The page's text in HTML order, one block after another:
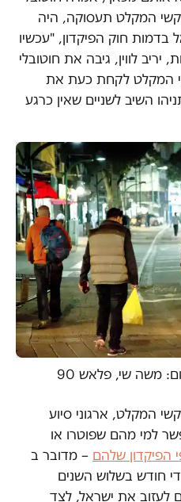
המקלט תעסוקה, היה
חוק הפיקדון, "עכשיו
יריב לווין, גיבה את חוטובלי
המקלט לקחת כעת את
השיב לשניים שאין כרגע
משה שי, פלאש 90
המקלט, ארגוני סיוע
למי מהם שפוטרו או
הפיקדון שלהם – מדובר ב
חודש בשלוש השנים
לעזוב את ישראל, לצד